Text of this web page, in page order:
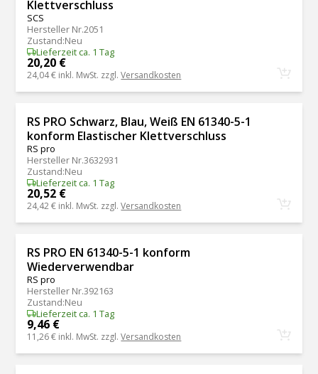
Klettverschluss
SCS
Hersteller Nr.2051
Zustand:Neu
Lieferzeit ca. 1 Tag
20,20 €
24,04 € inkl. MwSt. zzgl.Versandkosten
RS PRO Schwarz, Blau, Weiß EN 61340-5-1
konform Elastischer Klettverschluss
RS pro
Hersteller Nr.3632931
Zustand:Neu
Lieferzeit ca. 1 Tag
20,52 €
24,42 € inkl. MwSt. zzgl.Versandkosten
RS PRO EN 61340-5-1 konform
Wiederverwendbar
RS pro
Hersteller Nr.392163
Zustand:Neu
Lieferzeit ca. 1 Tag
9,46 €
11,26 € inkl. MwSt. zzgl.Versandkosten